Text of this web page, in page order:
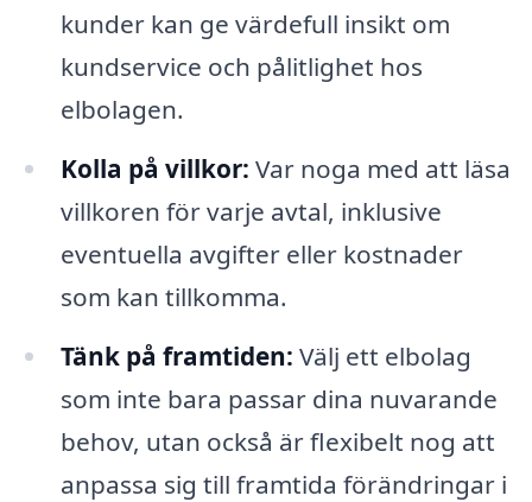
kunder kan ge värdefull insikt om
kundservice och pålitlighet hos
elbolagen.
Kolla på villkor: Var noga med att läsa
villkoren för varje avtal, inklusive
eventuella avgifter eller kostnader
som kan tillkomma.
Tänk på framtiden: Välj ett elbolag
som inte bara passar dina nuvarande
behov, utan också är flexibelt nog att
anpassa sig till framtida förändringar i